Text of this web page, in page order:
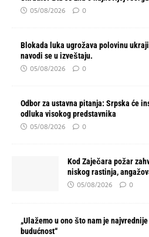
05/08/2026 0
Blokada luka ugrožava polovinu
navodi se u izveštaju.
05/08/2026 0
Odbor za ustavna pitanja: Srpska će
odluka visokog predstavnika
05/08/2026 0
Kod Zaječara požar
niskog rastinja,
05/08/2026 0
„Ulažemo u ono što nam je
budućnost“